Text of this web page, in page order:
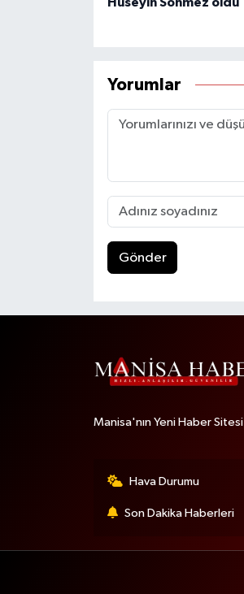
Hüseyin Sönmez oldu
Yorumlar
Gönder
Manisa'nın Yeni Haber Sitesi
Hava Durumu
Son Dakika Haberleri